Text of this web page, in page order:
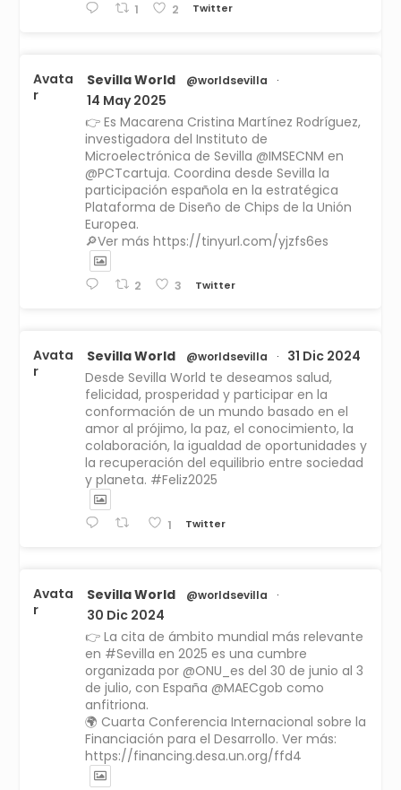
1 2 Twitter
Avata
r
Sevilla World @worldsevilla ·
14 May 2025
👉 Es Macarena Cristina Martínez Rodríguez,
investigadora del Instituto de
Microelectrónica de Sevilla @IMSECNM en
@PCTcartuja. Coordina desde Sevilla la
participación española en la estratégica
Plataforma de Diseño de Chips de la Unión
Europea.
🔎Ver más https://tinyurl.com/yjzfs6es
2 3 Twitter
Avata
r
Sevilla World @worldsevilla ·
31 Dic 2024
Desde Sevilla World te deseamos salud,
felicidad, prosperidad y participar en la
conformación de un mundo basado en el
amor al prójimo, la paz, el conocimiento, la
colaboración, la igualdad de oportunidades y
la recuperación del equilibrio entre sociedad
y planeta. #Feliz2025
1 Twitter
Avata
r
Sevilla World @worldsevilla ·
30 Dic 2024
👉 La cita de ámbito mundial más relevante
en #Sevilla en 2025 es una cumbre
organizada por @ONU_es del 30 de junio al 3
de julio, con España @MAECgob como
anfitriona.
🌍 Cuarta Conferencia Internacional sobre la
Financiación para el Desarrollo. Ver más:
https://financing.desa.un.org/ffd4